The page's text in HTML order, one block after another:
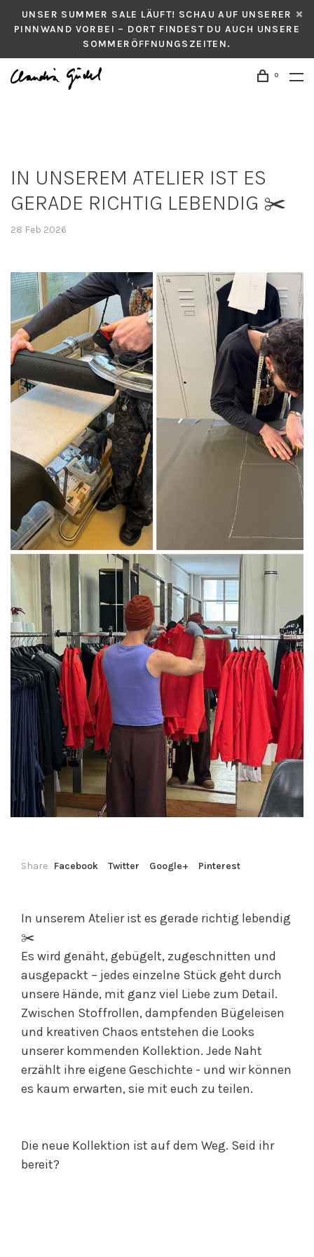
UNSER SUMMER SALE LÄUFT! SCHAU AUF UNSERER
PINNWAND VORBEI – DORT FINDEST DU AUCH UNSERE
SOMMERÖFFNUNGSZEITEN.
0
IN UNSEREM ATELIER IST ES
GERADE RICHTIG LEBENDIG ✂️
28 Feb 2026
Share Facebook Twitter Google+ Pinterest
In unserem Atelier ist es gerade richtig lebendig
✂️
Es wird genäht, gebügelt, zugeschnitten und
ausgepackt – jedes einzelne Stück geht durch
unsere Hände, mit ganz viel Liebe zum Detail.
Zwischen Stoffrollen, dampfenden Bügeleisen
und kreativen Chaos entstehen die Looks
unserer kommenden Kollektion. Jede Naht
erzählt ihre eigene Geschichte - und wir können
es kaum erwarten, sie mit euch zu teilen.
Die neue Kollektion ist auf dem Weg. Seid ihr
bereit?